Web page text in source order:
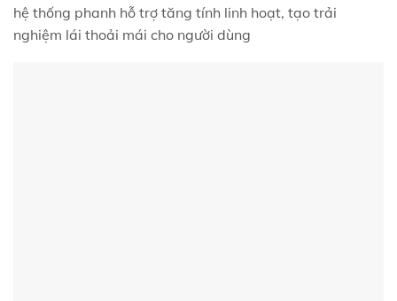
hệ thống phanh hỗ trợ tăng tính linh hoạt, tạo trải
nghiệm lái thoải mái cho người dùng